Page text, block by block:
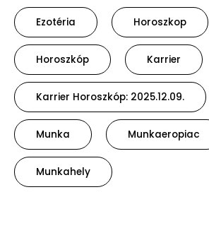
Ezotéria Horoszkop
Horoszkóp Karrier
Karrier Horoszkóp: 2025.12.09.
Munka Munkaeropiac
Munkahely